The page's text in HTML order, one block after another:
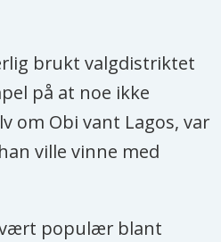
brukt valgdistriktet
på at noe ikke
om Obi vant Lagos, var
ville vinne med
vært populær blant